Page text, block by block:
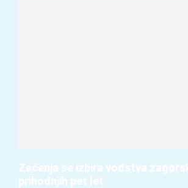
Začenja se izbira vodstva
prihodnjih pet let